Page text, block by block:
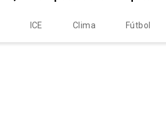
ICE Clima Fútbol